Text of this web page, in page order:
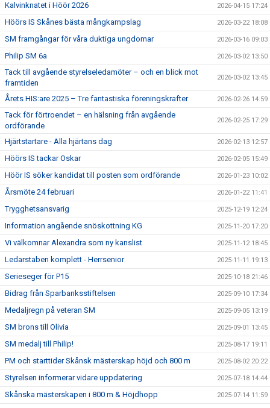
Kalvinknatet i Höör 2026 2026-04-15 17:24
Höörs IS Skånes bästa mångkampslag 2026-03-22 18:08
SM framgångar för våra duktiga ungdomar 2026-03-16 09:03
Philip SM 6a 2026-03-02 13:50
Tack till avgående styrelseledamöter – och en blick mot
framtiden
2026-03-02 13:45
Årets HIS:are 2025 – Tre fantastiska föreningskrafter 2026-02-26 14:59
Tack för förtroendet – en hälsning från avgående
ordförande
2026-02-25 17:29
Hjärtstartare - Alla hjärtans dag 2026-02-13 12:57
Höörs IS tackar Oskar 2026-02-05 15:49
Höör IS söker kandidat till posten som ordförande 2026-01-23 10:02
Årsmöte 24 februari 2026-01-22 11:41
Trygghetsansvarig 2025-12-19 12:24
Information angående snöskottning KG 2025-11-20 17:20
Vi välkomnar Alexandra som ny kanslist 2025-11-12 18:45
Ledarstaben komplett - Herrsenior 2025-11-11 19:13
Serieseger för P15 2025-10-18 21:46
Bidrag från Sparbanksstiftelsen 2025-09-10 17:34
Medaljregn på veteran SM 2025-09-05 13:19
SM brons till Olivia 2025-09-01 13:45
SM medalj till Philip! 2025-08-17 19:11
PM och starttider Skånsk mästerskap höjd och 800 m 2025-08-02 20:22
Styrelsen informerar vidare uppdatering 2025-07-18 14:44
Skånska mästerskapen i 800 m & Höjdhopp 2025-07-14 11:59